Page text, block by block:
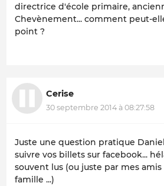
directrice d'école primaire,
Chevènement... comment peut-
point ?
Cerise
30 septembre 2014 à 08:27:58
Juste une question pratique
suivre vos billets sur facebook...
souvent lus (ou juste par mes
famille ...)